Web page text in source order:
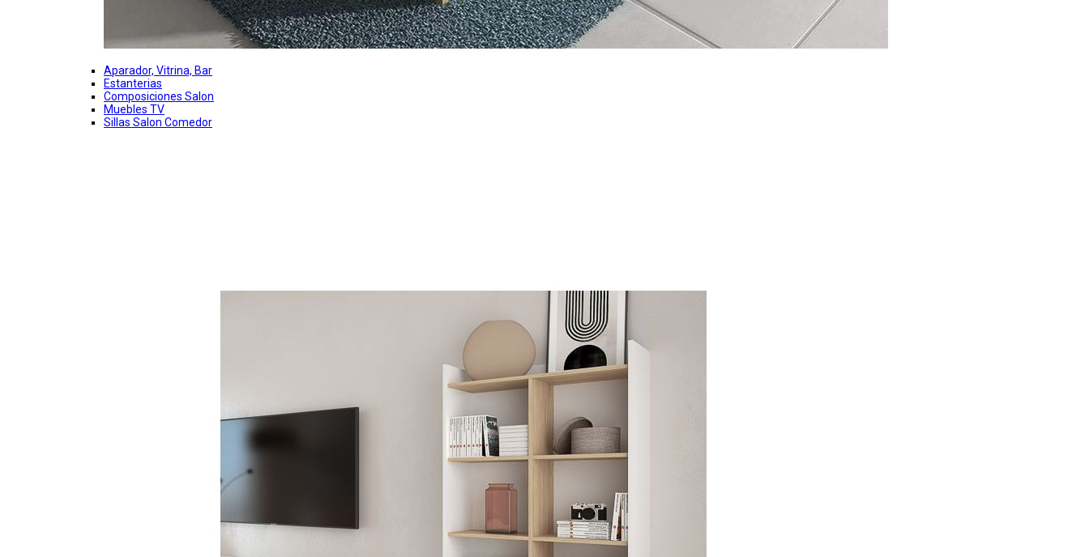
Aparador, Vitrina, Bar
Estanterias
Composiciones Salon
Muebles TV
Sillas Salon Comedor